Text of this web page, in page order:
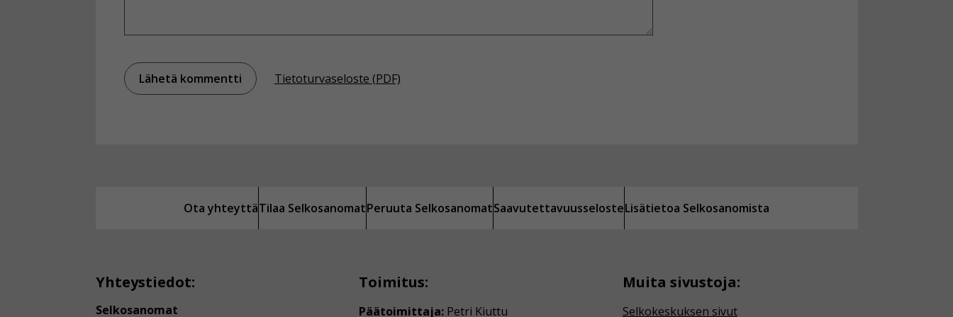
Tietoturvaseloste (PDF)
Ota yhteyttäTilaa SelkosanomatPeruuta SelkosanomatSaavutettavuusselosteLisätietoa Selkosanomista
Yhteystiedot:
Selkosanomat
Toimitus:
Päätoimittaja: Petri Kiuttu
Muita sivustoja:
Selkokeskuksen sivut